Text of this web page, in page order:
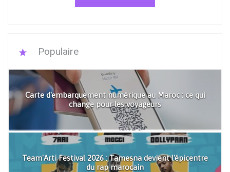
Populaire
Carte d'embarquement numérique au Maroc : ce qui
change pour les voyageurs
Team'Arti Festival 2026 : Tamesna devient l'épicentre
du rap marocain